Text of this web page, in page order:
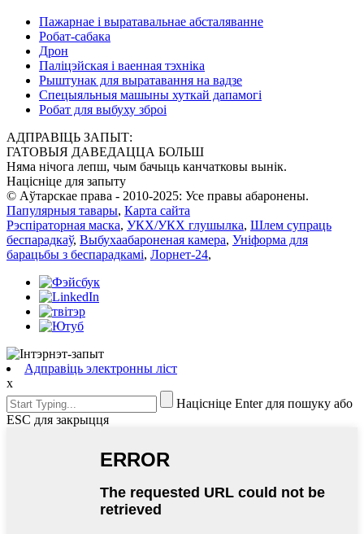
Пажарнае і выратавальнае абсталяванне
Робат-сабака
Дрон
Паліцэйская і ваенная тэхніка
Рыштунак для выратавання на вадзе
Спецыяльныя машыны хуткай дапамогі
Робат для выбуху зброі
АДПРАВІЦЬ ЗАПЫТ:
ГАТОВЫЯ ДАВЕДАЦЦА БОЛЬШ
Няма нічога лепш, чым бачыць канчатковы вынік.
Націсніце для запыту
© Аўтарскае права - 2010-2025: Усе правы абаронены.
Папулярныя тавары, Карта сайта
Рэспіраторная маска, УКХ/УКХ глушылка, Шлем супраць
беспарадкаў, Выбухаабароненая камера, Уніформа для
барацьбы з беспарадкамі, Лорнет-24,
Адправіць электронны ліст
x
Націсніце Enter для пошуку або
ESC для закрыцця